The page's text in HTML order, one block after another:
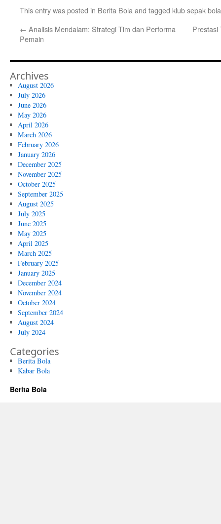
This entry was posted in Berita Bola and tagged klub sepak bola
← Analisis Mendalam: Strategi Tim dan Performa
Pemain
Prestasi
Archives
August 2026
July 2026
June 2026
May 2026
April 2026
March 2026
February 2026
January 2026
December 2025
November 2025
October 2025
September 2025
August 2025
July 2025
June 2025
May 2025
April 2025
March 2025
February 2025
January 2025
December 2024
November 2024
October 2024
September 2024
August 2024
July 2024
Categories
Berita Bola
Kabar Bola
Berita Bola